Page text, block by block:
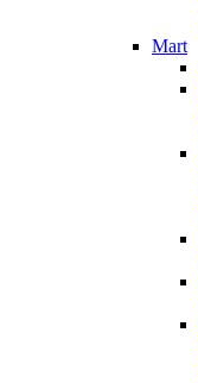
Mart